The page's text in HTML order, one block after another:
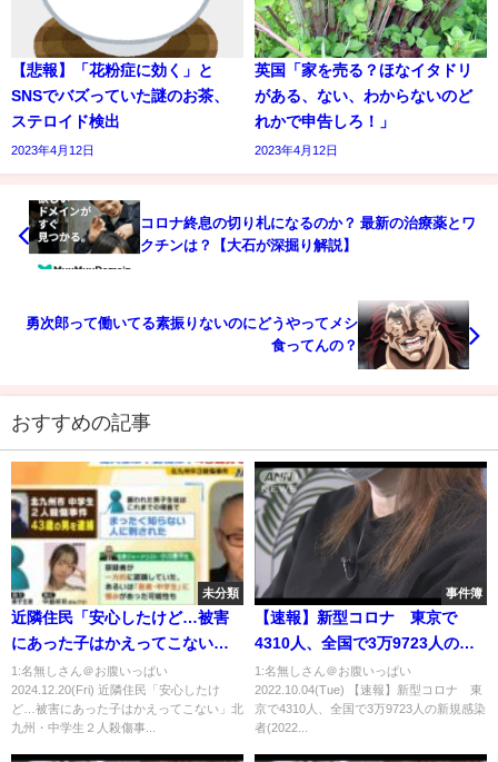
【悲報】「花粉症に効く」と
SNSでバズっていた謎のお茶、
ステロイド検出
2023年4月12日
英国「家を売る？ほなイタドリ
がある、ない、わからないのど
れかで申告しろ！」
2023年4月12日
コロナ終息の切り札になるのか？ 最新の治療薬とワ
クチンは？【大石が深掘り解説】
勇次郎って働いてる素振りないのにどうやってメシ
食ってんの？
おすすめの記事
未分類
近隣住民「安心したけど…被害
にあった子はかえってこない」
北九州・中学生２人殺傷事件で
平原政徳容疑者(43)を逮捕 犯人
の動機は？犯罪ジャーナリスト
1:名無しさん＠お腹いっぱい
2024.12.20(Fri) 近隣住民「安心したけ
ど…被害にあった子はかえってこない」北
九州・中学生２人殺傷事...
事件簿
【速報】新型コロナ 東京で
4310人、全国で3万9723人の新
規感染者(2022年10月4日)
1:名無しさん＠お腹いっぱい
2022.10.04(Tue) 【速報】新型コロナ 東
京で4310人、全国で3万9723人の新規感染
者(2022...